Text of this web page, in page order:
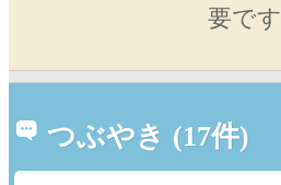
要です
つぶやき (17件)